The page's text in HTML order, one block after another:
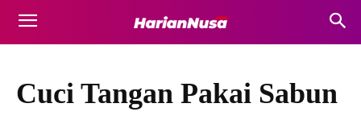
Cuci Tangan Pakai Sabun